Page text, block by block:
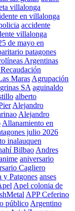
villalonga
en villalonga
accidente
villalonga
de mayo en
patagones
Argentinas
Maras Agrupación
SA aguinaldo
alberto
Alejandro
Alejandro
Allanamiento en
julio 2026
inalauquen
Bilbao Andres
aniversario
Cagliero
y Patgones anses
Apel colonia de
APP Ceferino
público Argentino